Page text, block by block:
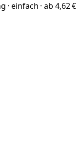
einfach · ab 4,62 €